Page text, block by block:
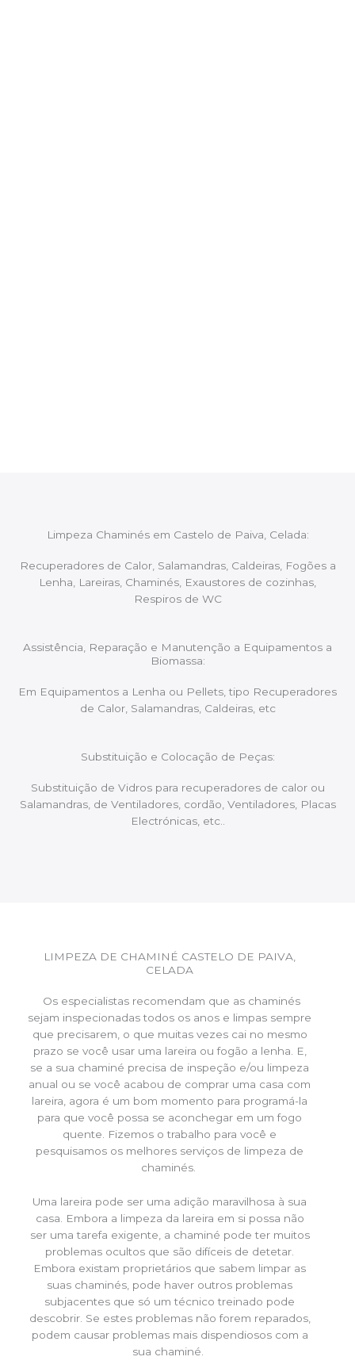
Limpeza Chaminés em Castelo de Paiva, Celada:
Recuperadores de Calor, Salamandras, Caldeiras, Fogões a
Lenha, Lareiras, Chaminés, Exaustores de cozinhas,
Respiros de WC
Assistência, Reparação e Manutenção a Equipamentos a
Biomassa:
Em Equipamentos a Lenha ou Pellets, tipo Recuperadores
de Calor, Salamandras, Caldeiras, etc
Substituição e Colocação de Peças:
Substituição de Vidros para recuperadores de calor ou
Salamandras, de Ventiladores, cordão, Ventiladores, Placas
Electrónicas, etc..
LIMPEZA DE CHAMINÉ CASTELO DE PAIVA,
CELADA
Os especialistas recomendam que as chaminés
sejam inspecionadas todos os anos e limpas sempre
que precisarem, o que muitas vezes cai no mesmo
prazo se você usar uma lareira ou fogão a lenha. E,
se a sua chaminé precisa de inspeção e/ou limpeza
anual ou se você acabou de comprar uma casa com
lareira, agora é um bom momento para programá-la
para que você possa se aconchegar em um fogo
quente. Fizemos o trabalho para você e
pesquisamos os melhores serviços de limpeza de
chaminés.
Uma lareira pode ser uma adição maravilhosa à sua
casa. Embora a limpeza da lareira em si possa não
ser uma tarefa exigente, a chaminé pode ter muitos
problemas ocultos que são difíceis de detetar.
Embora existam proprietários que sabem limpar as
suas chaminés, pode haver outros problemas
subjacentes que só um técnico treinado pode
descobrir. Se estes problemas não forem reparados,
podem causar problemas mais dispendiosos com a
sua chaminé.